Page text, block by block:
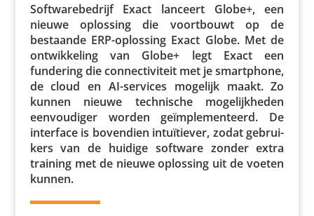
Soft­wa­re­be­drijf Exact lanceert Globe+, een
nieuwe oplossing die voort­bouwt op de
bestaande ERP-oplossing Exact Globe. Met de
ontwik­ke­ling van Globe+ legt Exact een
fundering die connec­ti­vi­teit met je smartphone,
de cloud en AI-services mogelijk maakt. Zo
kunnen nieuwe tech­ni­sche moge­lijk­heden
eenvou­diger worden geïm­ple­men­teerd. De
interface is bovendien intu­ï­tiever, zodat gebrui­
kers van de huidige software zonder extra
training met de nieuwe oplossing uit de voeten
kunnen.